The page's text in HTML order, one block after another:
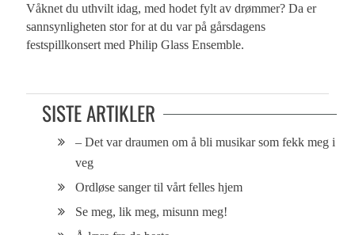
Våknet du uthvilt idag, med hodet fylt av drømmer? Da er
sannsynligheten stor for at du var på gårsdagens
festspillkonsert med Philip Glass Ensemble.
SISTE ARTIKLER
– Det var draumen om å bli musikar som fekk meg i
veg
Ordløse sanger til vårt felles hjem
Se meg, lik meg, misunn meg!